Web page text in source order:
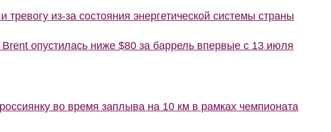
тревогу из-за состояния энергетической системы страны
опустилась ниже $80 за баррель впервые с 13 июля
во время заплыва на 10 км в рамках чемпионата